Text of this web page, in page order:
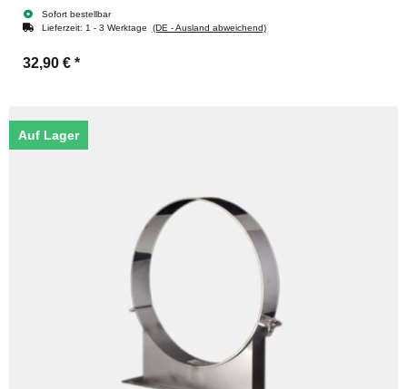
Sofort bestellbar
Lieferzeit: 1 - 3 Werktage (DE - Ausland abweichend)
32,90 € *
Auf Lager